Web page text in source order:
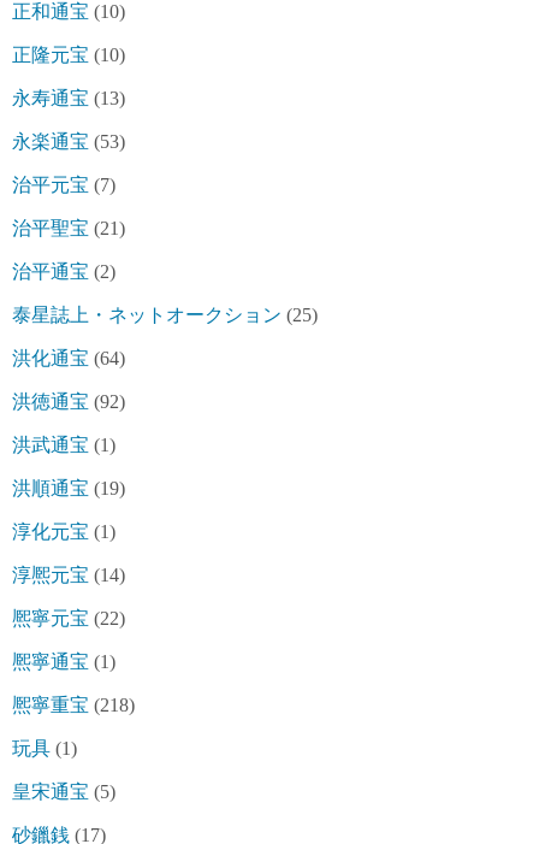
正和通宝 (10)
正隆元宝 (10)
永寿通宝 (13)
永楽通宝 (53)
治平元宝 (7)
治平聖宝 (21)
治平通宝 (2)
泰星誌上・ネットオークション (25)
洪化通宝 (64)
洪徳通宝 (92)
洪武通宝 (1)
洪順通宝 (19)
淳化元宝 (1)
淳熈元宝 (14)
熈寧元宝 (22)
熈寧通宝 (1)
熈寧重宝 (218)
玩具 (1)
皇宋通宝 (5)
砂鑞銭 (17)